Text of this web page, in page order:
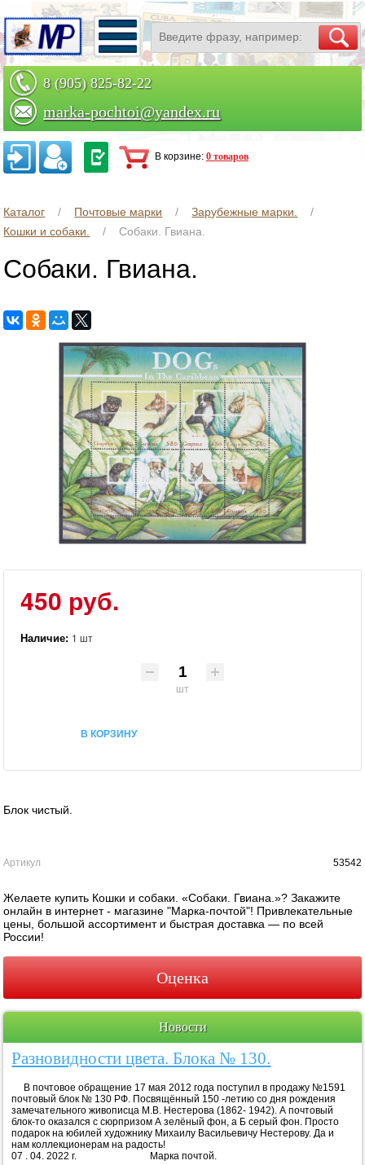
8 (905) 825-82-22
marka-pochtoi@yandex.ru
Заказать по телефону
В корзине: 0 товаров
Каталог Почтовые марки
Зарубежные марки.
Кошки и собаки.
Собаки. Гвиана.
Собаки. Гвиана.
450 руб.
Наличие: 1 шт
шт
В КОРЗИНУ
Блок чистый.
Артикул 53542
Желаете купить Кошки и собаки. «Собаки. Гвиана.»? Закажите
онлайн в интернет - магазине "Марка-почтой"! Привлекательные
цены, большой ассортимент и быстрая доставка — по всей
России!
Оценка
Новости
Разновидности цвета. Блока № 130.
В почтовое обращение 17 мая 2012 года поступил в продажу №1591
почтовый блок № 130 РФ. Посвящённый 150 -летию со дня рождения
замечательного живописца М.В. Нестерова (1862- 1942). А почтовый
блок-то оказался с сюрпризом А зелёный фон, а Б серый фон. Просто
подарок на юбилей художнику Михаилу Васильевичу Нестерову. Да и
нам коллекционерам на радость!
07 . 04. 2022 г. Марка почтой.